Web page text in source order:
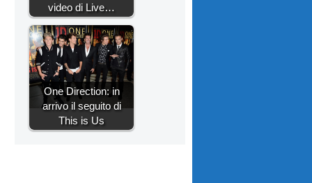
video di Live…
One Direction: in
arrivo il seguito di
This is Us